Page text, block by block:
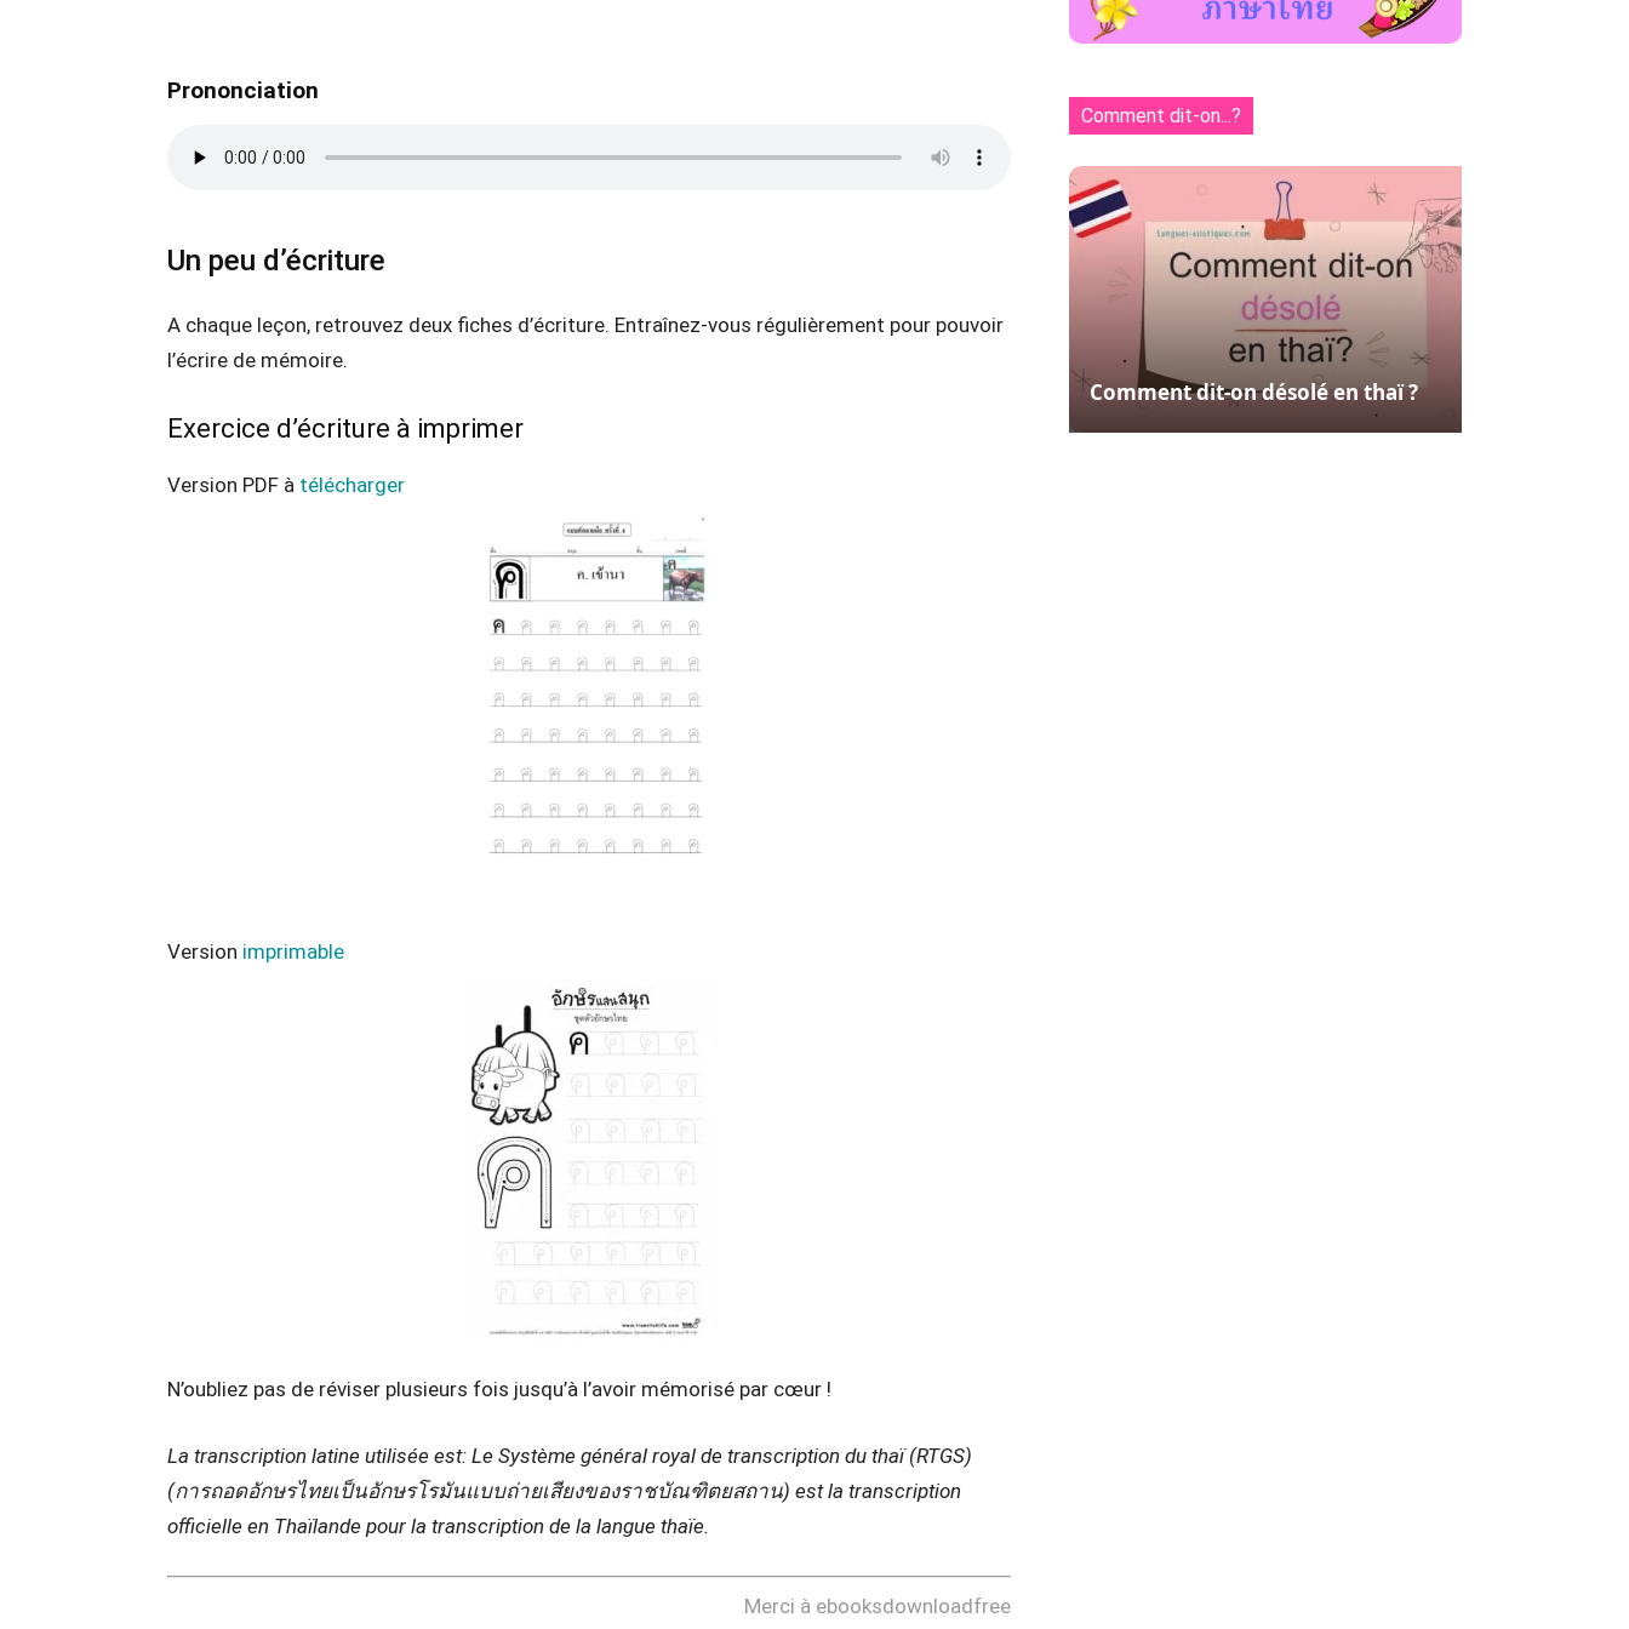
Prononciation
Un peu d’écriture
A chaque leçon, retrouvez deux fiches d’écriture. Entraînez-vous régulièrement pour pouvoir
l’écrire de mémoire.
Exercice d’écriture à imprimer
Version PDF à télécharger
Version imprimable
N’oubliez pas de réviser plusieurs fois jusqu’à l’avoir mémorisé par cœur !
La transcription latine utilisée est: Le Système général royal de transcription du thaï (RTGS)
(การถอดอักษรไทยเป็นอักษรโรมันแบบถ่ายเสียงของราชบัณฑิตยสถาน) est la transcription
officielle en Thaïlande pour la transcription de la langue thaïe.
Merci à ebooksdownloadfree
Comment dit-on...?
Comment dit-on désolé en thaï ?